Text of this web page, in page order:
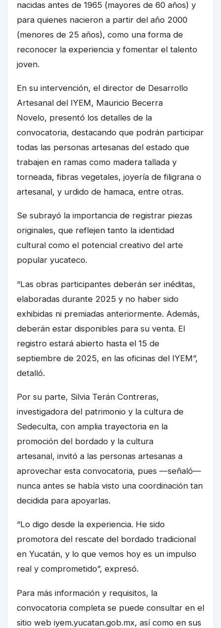
nacidas antes de 1965 (mayores de 60 años) y
para quienes nacieron a partir del año 2000
(menores de 25 años), como una forma de
reconocer la experiencia y fomentar el talento
joven.
En su intervención, el director de Desarrollo
Artesanal del IYEM, Mauricio Becerra
Novelo, presentó los detalles de la
convocatoria, destacando que podrán participar
todas las personas artesanas del estado que
trabajen en ramas como madera tallada y
torneada, fibras vegetales, joyería de filigrana o
artesanal, y urdido de hamaca, entre otras.
Se subrayó la importancia de registrar piezas
originales, que reflejen tanto la identidad
cultural como el potencial creativo del arte
popular yucateco.
“Las obras participantes deberán ser inéditas,
elaboradas durante 2025 y no haber sido
exhibidas ni premiadas anteriormente. Además,
deberán estar disponibles para su venta. El
registro estará abierto hasta el 15 de
septiembre de 2025, en las oficinas del IYEM”,
detalló.
Por su parte, Silvia Terán Contreras,
investigadora del patrimonio y la cultura de
Sedeculta, con amplia trayectoria en la
promoción del bordado y la cultura
artesanal, invitó a las personas artesanas a
aprovechar esta convocatoria, pues —señaló—
nunca antes se había visto una coordinación tan
decidida para apoyarlas.
“Lo digo desde la experiencia. He sido
promotora del rescate del bordado tradicional
en Yucatán, y lo que vemos hoy es un impulso
real y comprometido”, expresó.
Para más información y requisitos, la
convocatoria completa se puede consultar en el
sitio web iyem.yucatan.gob.mx, así como en sus